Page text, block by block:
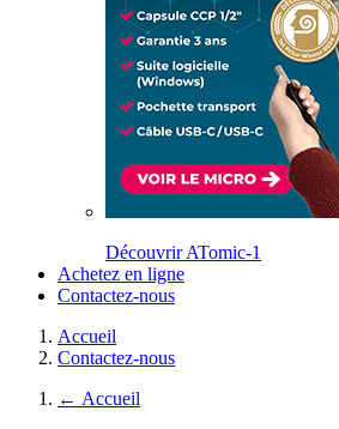
Découvrir ATomic-1
Achetez en ligne
Contactez-nous
Accueil
Contactez-nous
← Accueil